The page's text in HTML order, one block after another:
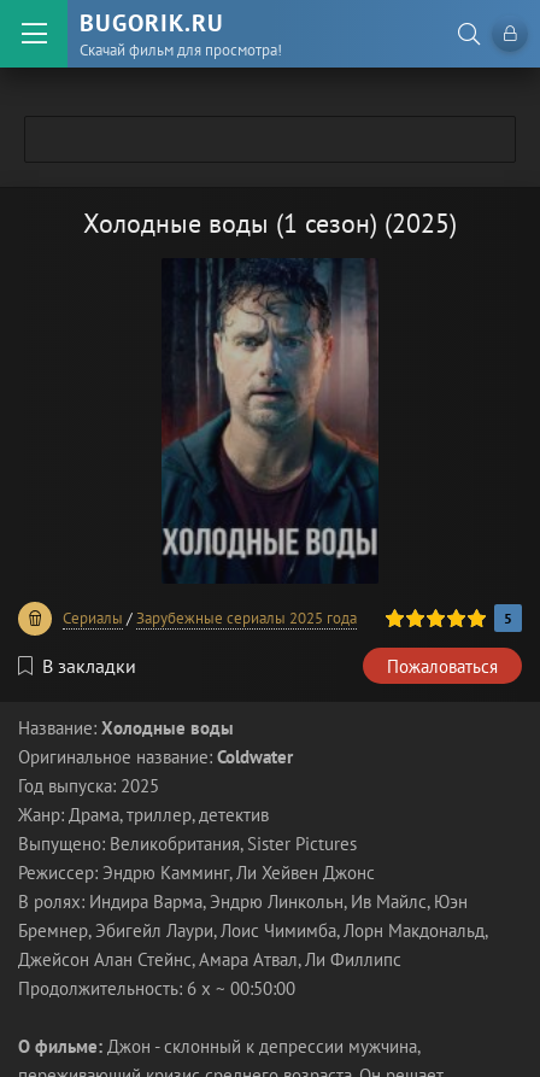
BUGORIK.RU
Скачай фильм для просмотра!
Холодные воды (1 сезон) (2025)
Сериалы /Зарубежные сериалы 2025 года
100 1 2 3 4 5 5
В закладки Пожаловаться
Название: Холодные воды
Оригинальное название: Coldwater
Год выпуска: 2025
Жанр: Драма, триллер, детектив
Выпущено: Великобритания, Sister Pictures
Режиссер: Эндрю Камминг, Ли Хейвен Джонс
В ролях: Индира Варма, Эндрю Линкольн, Ив Майлс, Юэн
Бремнер, Эбигейл Лаури, Лоис Чимимба, Лорн Макдональд,
Джейсон Алан Стейнс, Амара Атвал, Ли Филлипс
Продолжительность: 6 x ~ 00:50:00
О фильме: Джон - склонный к депрессии мужчина,